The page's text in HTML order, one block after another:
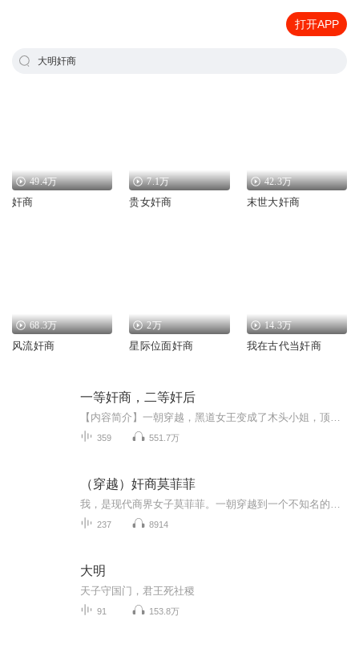
打开APP
大明奸商
49.4万
奸商
7.1万
贵女奸商
42.3万
末世大奸商
68.3万
风流奸商
2万
星际位面奸商
14.3万
我在古代当奸商
一等奸商，二等奸后
359 551.7万
（穿越）奸商莫菲菲
237 8914
大明
天子守国门，君王死社稷
91 153.8万